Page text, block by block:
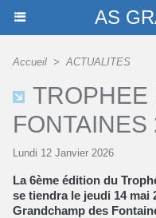
AS
Accueil > ACTUALITES
TROPHEE
Lundi 12 Janvier 2026
La 6ème édition du Trophée des Fontaines catégorie U8/U9
se tiendra le jeudi 14 mai
Grandchamp des